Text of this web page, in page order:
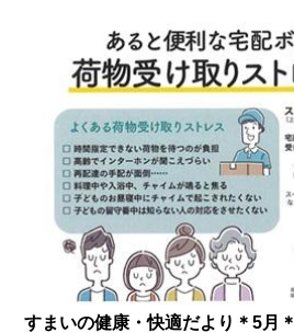
すまいの健康・快適だより＊5月＊